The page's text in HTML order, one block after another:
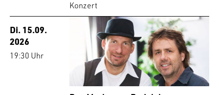
Konzert
Di. 15.09.
2026
19:30 Uhr